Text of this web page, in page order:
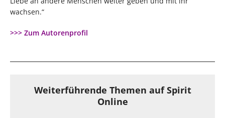
wachsen.“
>>> Zum Autorenprofil
Weiterführende Themen auf Spirit
Online